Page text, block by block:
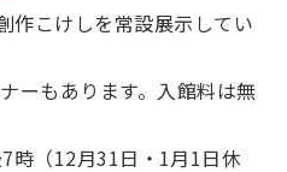
作こけしを常設展示してい
ーもあります。入館料は無
時（12月31日・1月1日休